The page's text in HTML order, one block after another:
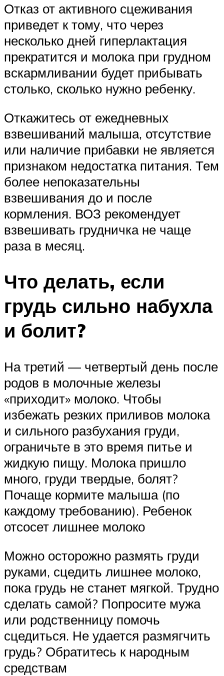
Отказ от активного сцеживания
приведет к тому, что через
несколько дней гиперлактация
прекратится и молока при грудном
вскармливании будет прибывать
столько, сколько нужно ребенку.
Откажитесь от ежедневных
взвешиваний малыша, отсутствие
или наличие прибавки не является
признаком недостатка питания. Тем
более непоказательны
взвешивания до и после
кормления. ВОЗ рекомендует
взвешивать грудничка не чаще
раза в месяц.
Что делать, если
грудь сильно набухла
и болит?
На третий — четвертый день после
родов в молочные железы
«приходит» молоко. Чтобы
избежать резких приливов молока
и сильного разбухания груди,
ограничьте в это время питье и
жидкую пищу. Молока пришло
много, груди твердые, болят?
Почаще кормите малыша (по
каждому требованию). Ребенок
отсосет лишнее молоко
Можно осторожно размять груди
руками, сцедить лишнее молоко,
пока грудь не станет мягкой. Трудно
сделать самой? Попросите мужа
или родственницу помочь
сцедиться. Не удается размягчить
грудь? Обратитесь к народным
средствам